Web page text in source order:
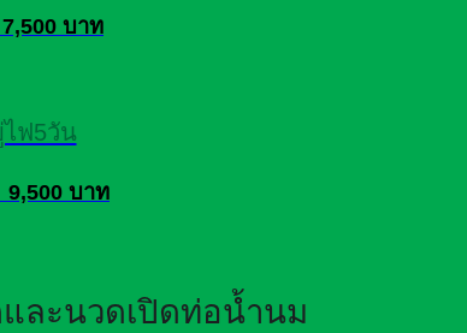
7,500 บาท
ฟ5วัน
9,500 บาท
ละนวดเปิดท่อน้ำนม